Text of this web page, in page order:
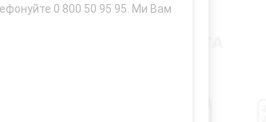
0 800 50 95 95. Ми Вам